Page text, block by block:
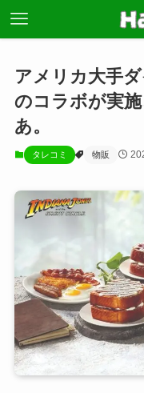
アメリカ大手
のコラボが実
あ。
タレコミ 物販